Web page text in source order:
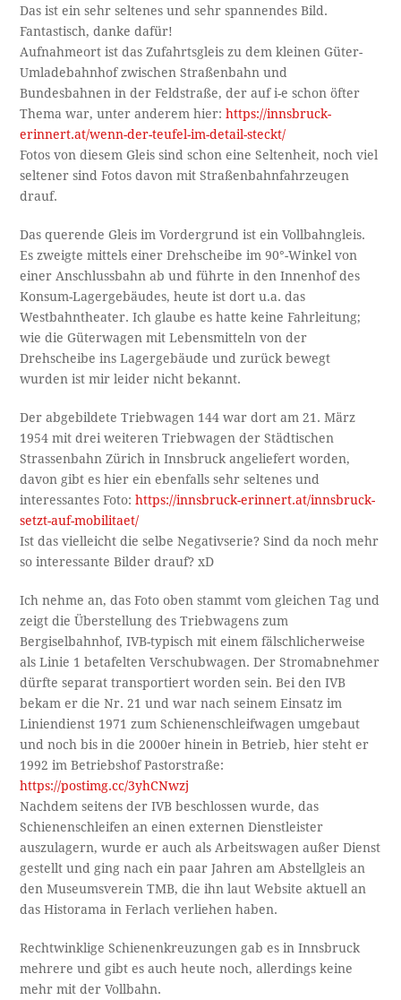
Das ist ein sehr seltenes und sehr spannendes Bild.
Fantastisch, danke dafür!
Aufnahmeort ist das Zufahrtsgleis zu dem kleinen Güter-
Umladebahnhof zwischen Straßenbahn und
Bundesbahnen in der Feldstraße, der auf i-e schon öfter
Thema war, unter anderem hier:https://innsbruck-
erinnert.at/wenn-der-teufel-im-detail-steckt/
Fotos von diesem Gleis sind schon eine Seltenheit, noch viel
seltener sind Fotos davon mit Straßenbahnfahrzeugen
drauf.
Das querende Gleis im Vordergrund ist ein Vollbahngleis.
Es zweigte mittels einer Drehscheibe im 90°-Winkel von
einer Anschlussbahn ab und führte in den Innenhof des
Konsum-Lagergebäudes, heute ist dort u.a. das
Westbahntheater. Ich glaube es hatte keine Fahrleitung;
wie die Güterwagen mit Lebensmitteln von der
Drehscheibe ins Lagergebäude und zurück bewegt
wurden ist mir leider nicht bekannt.
Der abgebildete Triebwagen 144 war dort am 21. März
1954 mit drei weiteren Triebwagen der Städtischen
Strassenbahn Zürich in Innsbruck angeliefert worden,
davon gibt es hier ein ebenfalls sehr seltenes und
interessantes Foto:https://innsbruck-erinnert.at/innsbruck-
setzt-auf-mobilitaet/
Ist das vielleicht die selbe Negativserie? Sind da noch mehr
so interessante Bilder drauf? xD
Ich nehme an, das Foto oben stammt vom gleichen Tag und
zeigt die Überstellung des Triebwagens zum
Bergiselbahnhof, IVB-typisch mit einem fälschlicherweise
als Linie 1 betafelten Verschubwagen. Der Stromabnehmer
dürfte separat transportiert worden sein. Bei den IVB
bekam er die Nr. 21 und war nach seinem Einsatz im
Liniendienst 1971 zum Schienenschleifwagen umgebaut
und noch bis in die 2000er hinein in Betrieb, hier steht er
1992 im Betriebshof Pastorstraße:
https://postimg.cc/3yhCNwzj
Nachdem seitens der IVB beschlossen wurde, das
Schienenschleifen an einen externen Dienstleister
auszulagern, wurde er auch als Arbeitswagen außer Dienst
gestellt und ging nach ein paar Jahren am Abstellgleis an
den Museumsverein TMB, die ihn laut Website aktuell an
das Historama in Ferlach verliehen haben.
Rechtwinklige Schienenkreuzungen gab es in Innsbruck
mehrere und gibt es auch heute noch, allerdings keine
mehr mit der Vollbahn.